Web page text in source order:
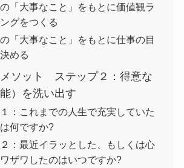
「大事なこと」をもとに価値観ラ
グをつくる
「大事なこと」をもとに仕事の目
める
ソット ステップ２：得意な
）を洗い出す
：これまでの人生で充実していた
何ですか?
：最近イラッとした、もしくは心
ザワしたのはいつですか?